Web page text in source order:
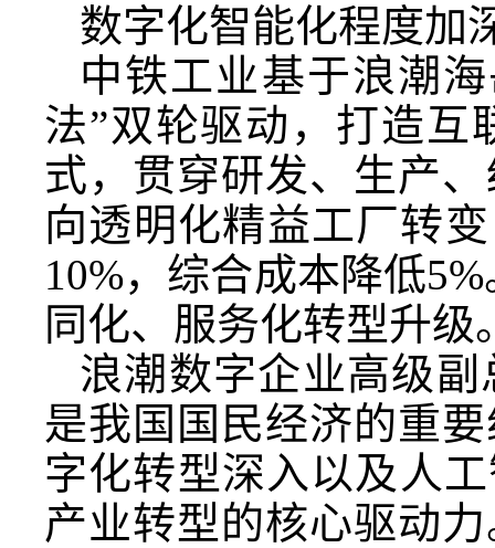
数字化智能化程度加
中铁工业基于浪潮
法”双轮驱动，打造互
式，贯穿研发、生产
向透明化精益工厂转
10%，综合成本降低
同化、服务化转型升级
浪潮数字企业高级
是我国国民经济的重
字化转型深入以及人
产业转型的核心驱动